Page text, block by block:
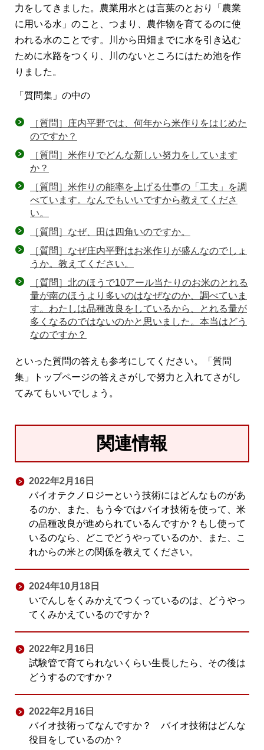
力をしてきました。農業用水とは言葉のとおり「農業
に用いる水」のこと、つまり、農作物を育てるのに使
われる水のことです。川から田畑までに水を引き込む
ために水路をつくり、川のないところにはため池を作
りました。
「質問集」の中の
［質問］庄内平野では、何年から米作りをはじめた
のですか？
［質問］米作りでどんな新しい努力をしています
か？
［質問］米作りの能率を上げる仕事の「工夫」を調
べています。なんでもいいですから教えてくださ
い。
［質問］なぜ、田は四角いのですか。
［質問］なぜ庄内平野はお米作りが盛んなのでしょ
うか。教えてください。
［質問］北のほうで10アール当たりのお米のとれる
量が南のほうより多いのはなぜなのか、調べていま
す。わたしは品種改良をしているから、とれる量が
多くなるのではないのかと思いました。本当はどう
なのですか？
といった質問の答えも参考にしてください。「質問
集」トップページの答えさがしで努力と入れてさがし
てみてもいいでしょう。
関連情報
2022年2月16日
バイオテクノロジーという技術にはどんなものがあ
るのか、また、もう今ではバイオ技術を使って、米
の品種改良が進められているんですか？もし使って
いるのなら、どこでどうやっているのか、また、こ
れからの米との関係を教えてください。
2024年10月18日
いでんしをくみかえてつくっているのは、どうやっ
てくみかえているのですか？
2022年2月16日
試験管で育てられないくらい生長したら、その後は
どうするのですか？
2022年2月16日
バイオ技術ってなんですか？ バイオ技術はどんな
役目をしているのか？